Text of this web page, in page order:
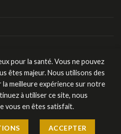
2026 © CréaSitesSud-
site internet à Bordeaux
pour la santé. Vous ne pouvez
êtes majeur. Nous utilisons des
meilleure expérience sur notre
à utiliser ce site, nous
vous en êtes satisfait.
ACCEPTER